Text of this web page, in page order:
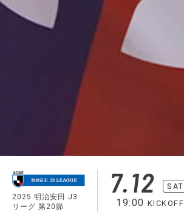
2025 明治安田 J3
リーグ 第20節
7.12 SAT
19:00 KICKOFF